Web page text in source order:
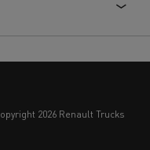
copyright 2026 Renault Trucks